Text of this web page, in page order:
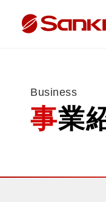
Business
事